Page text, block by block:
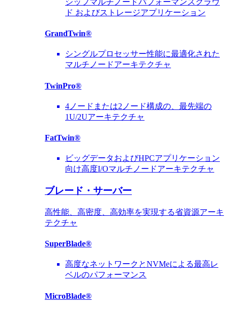
ド およびストレージアプリケーション
GrandTwin®
シングルプロセッサー性能に最適化された
マルチノードアーキテクチャ
TwinPro®
4ノードまたは2ノード構成の、最先端の
1U/2Uアーキテクチャ
FatTwin®
ビッグデータおよびHPCアプリケーション
向け高度I/Oマルチノードアーキテクチャ
ブレード・サーバー
高性能、高密度、高効率を実現する省資源アーキ
テクチャ
SuperBlade®
高度なネットワークとNVMeによる最高レ
ベルのパフォーマンス
MicroBlade®